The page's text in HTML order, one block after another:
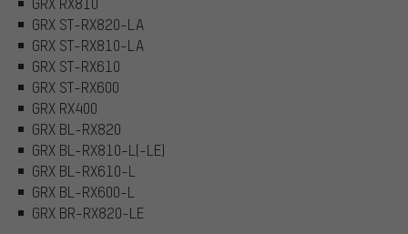
GRX ST-RX820-LA
GRX ST-RX810-LA
GRX ST-RX610
GRX ST-RX600
GRX RX400
GRX BL-RX820
GRX BL-RX810-L(-LE)
GRX BL-RX610-L
GRX BL-RX600-L
GRX BR-RX820-LE